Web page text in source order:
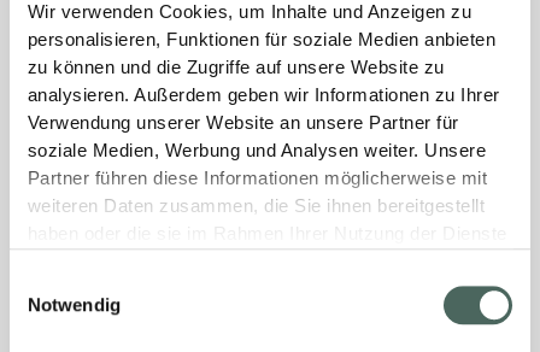
Wir verwenden Cookies, um Inhalte und Anzeigen zu
personalisieren, Funktionen für soziale Medien anbieten
zu können und die Zugriffe auf unsere Website zu
analysieren. Außerdem geben wir Informationen zu Ihrer
Verwendung unserer Website an unsere Partner für
soziale Medien, Werbung und Analysen weiter. Unsere
Partner führen diese Informationen möglicherweise mit
weiteren Daten zusammen, die Sie ihnen bereitgestellt
Notwendig